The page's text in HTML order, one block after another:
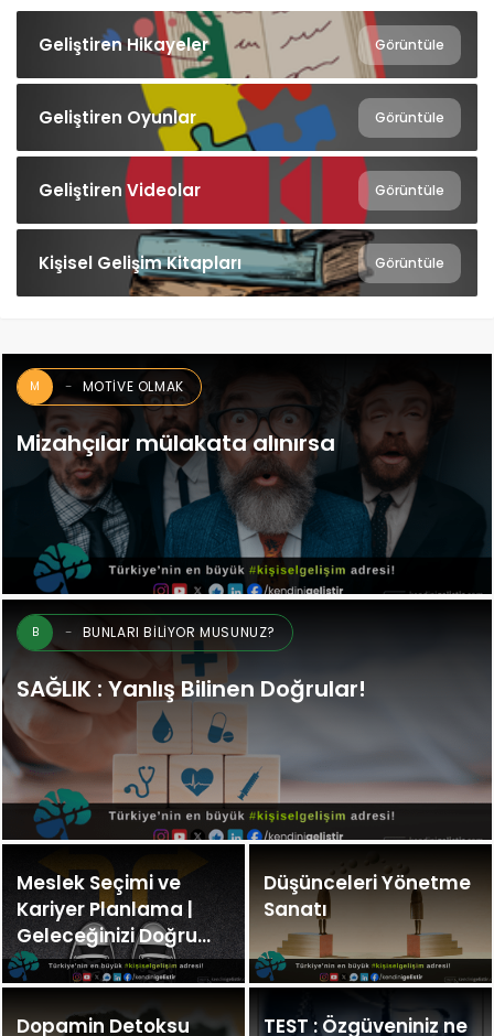
Geliştiren Hikayeler Görüntüle
Geliştiren Oyunlar Görüntüle
Geliştiren Videolar Görüntüle
Kişisel Gelişim Kitapları Görüntüle
M MOTIVE OLMAK
Mizahçılar mülakata alınırsa
B BUNLARI BILIYOR MUSUNUZ?
SAĞLIK : Yanlış Bilinen Doğrular!
Meslek Seçimi ve
Kariyer Planlama |
Geleceğinizi Doğru
İnşa Edin
Düşünceleri Yönetme
Sanatı
Dopamin Detoksu TEST : Özgüveniniz ne